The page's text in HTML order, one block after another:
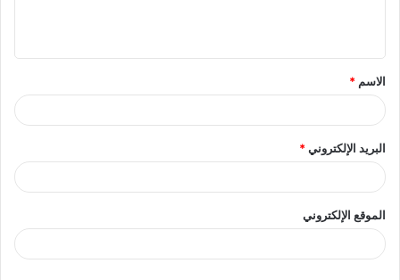
ق
*
الاسم *
البريد الإلكتروني*
الموقع الإلكتروني